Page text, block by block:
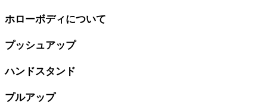
ホローボディについて
プッシュアップ
ハンドスタンド
プルアップ